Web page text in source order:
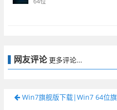
网友评论 更多评论...
Win7旗舰版下载|Win7 64位